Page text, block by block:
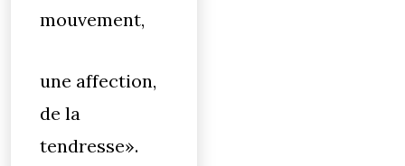
mouvement,
une affection,
de la
tendresse».